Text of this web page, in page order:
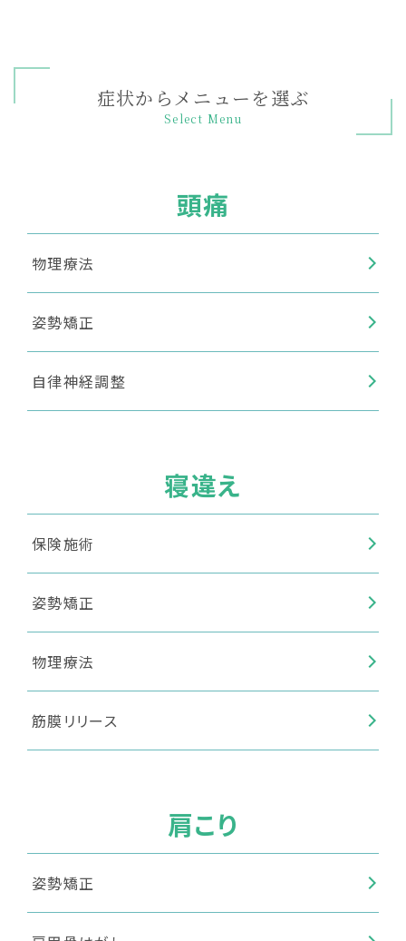
症状からメニューを選ぶ
Select Menu
頭痛
物理療法
姿勢矯正
自律神経調整
寝違え
保険施術
姿勢矯正
物理療法
筋膜リリース
肩こり
姿勢矯正